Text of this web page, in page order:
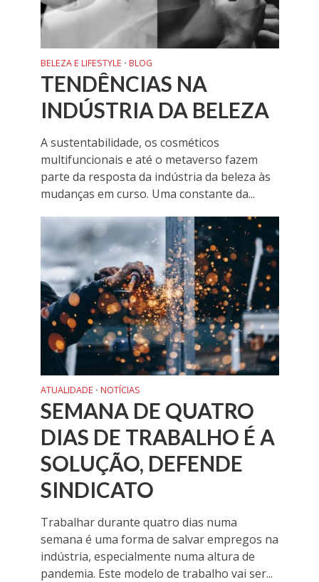
BELEZA E LIFESTYLE • BLOG
TENDÊNCIAS NA
INDÚSTRIA DA BELEZA
A sustentabilidade, os cosméticos
multifuncionais e até o metaverso fazem
parte da resposta da indústria da beleza às
mudanças em curso. Uma constante da...
ATUALIDADE • NOTÍCIAS
SEMANA DE QUATRO
DIAS DE TRABALHO É A
SOLUÇÃO, DEFENDE
SINDICATO
Trabalhar durante quatro dias numa
semana é uma forma de salvar empregos na
indústria, especialmente numa altura de
pandemia. Este modelo de trabalho vai ser...